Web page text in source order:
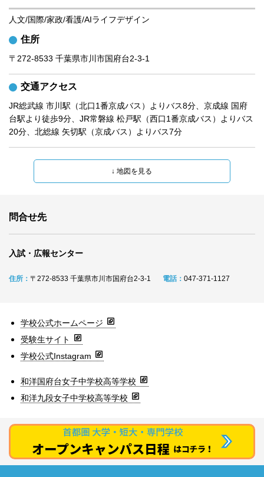
人文/国際/家政/看護/AIライフデザイン
住所
〒272-8533 千葉県市川市国府台2-3-1
交通アクセス
JR総武線 市川駅（北口1番京成バス）よりバス8分、京成線 国府
台駅より徒歩9分、JR常磐線 松戸駅（西口1番京成バス）よりバス
20分、北総線 矢切駅（京成バス）よりバス7分
問合せ先
入試・広報センター
住所： 〒272-8533 千葉県市川市国府台2-3-1 電話： 047-371-1127
学校公式ホームページ
受験生サイト
学校公式Instagram
和洋国府台女子中学校高等学校
和洋九段女子中学校高等学校